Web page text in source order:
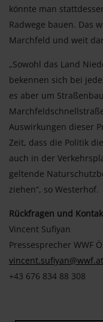
könnte man
Radwege bauen. Das
Marchfeld und weit
„Sowohl das Land
bekennen sich bei
es aber um
Auswirkungen dieser
Zeit, dass die Politik
auch in der
geltende
ziehen“, so Westerhof.
Rückfragen und
Vincent Sufiyan
Pressesprecher WWF
vincent.sufiyan@wwf.at
+43 676 834 88 308